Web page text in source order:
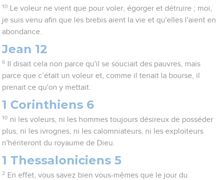
10
Le voleur ne vient que pour voler, égorger et détruire ; moi,
je suis venu afin que les brebis aient la vie et qu'elles l'aient en
abondance.
Jean 12
6
Il disait cela non parce qu'il se souciait des pauvres, mais
parce que c’était un voleur et, comme il tenait la bourse, il
prenait ce qu'on y mettait.
1 Corinthiens 6
10 ni les voleurs, ni les hommes toujours désireux de posséder
plus, ni les ivrognes, ni les calomniateurs, ni les exploiteurs
n'hériteront du royaume de Dieu.
1 Thessaloniciens 5
2 En effet, vous savez bien vous-mêmes que le jour du